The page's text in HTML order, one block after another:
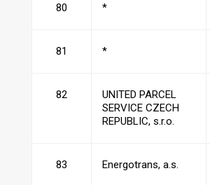
80 *
81 *
82
UNITED PARCEL
SERVICE CZECH
REPUBLIC, s.r.o.
83 Energotrans, a.s.